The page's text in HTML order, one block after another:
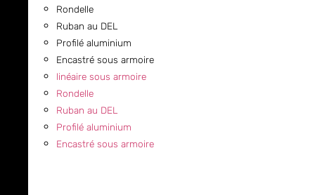
Rondelle
Ruban au DEL
Profilé aluminium
Encastré sous armoire
linéaire sous armoire
Rondelle
Ruban au DEL
Profilé aluminium
Encastré sous armoire